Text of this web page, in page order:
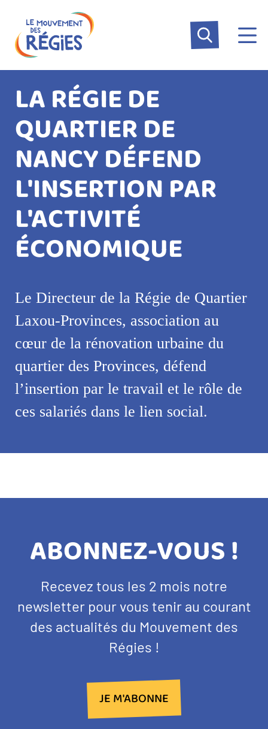
contenu
principal
LA RÉGIE DE
QUARTIER DE
NANCY DÉFEND
L'INSERTION PAR
L'ACTIVITÉ
ÉCONOMIQUE
Le Directeur de la Régie de Quartier
Laxou-Provinces, association au
cœur de la rénovation urbaine du
quartier des Provinces, défend
l’insertion par le travail et le rôle de
ces salariés dans le lien social.
TITRE
BANDEAU
NEWSLETTER
ABONNEZ-VOUS !
Texte
d'introduction
Recevez tous les 2 mois notre
newsletter pour vous tenir au courant
des actualités du Mouvement des
Régies !
JE M'ABONNE